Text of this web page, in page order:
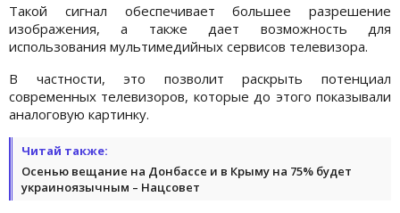
Такой сигнал обеспечивает большее разрешение
изображения, а также дает возможность для
использования мультимедийных сервисов телевизора.
В частности, это позволит раскрыть потенциал
современных телевизоров, которые до этого показывали
аналоговую картинку.
Читай также:
Осенью вещание на Донбассе и в Крыму на 75% будет
украиноязычным – Нацсовет